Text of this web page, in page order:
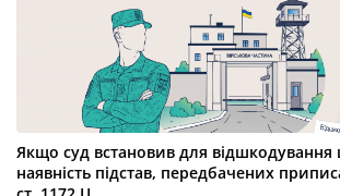
Якщо суд встановив для
наявність підстав, передбачених